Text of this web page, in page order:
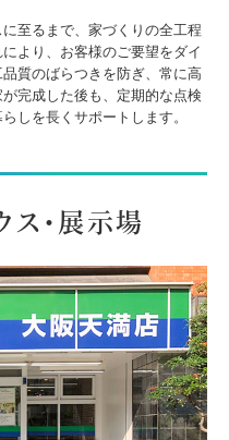
至るまで、家づくりの全工程
より、お客様のご要望をダイ
質のばらつきを防ぎ、常に高
完成した後も、定期的な点検
しを長くサポートします。
・展示場